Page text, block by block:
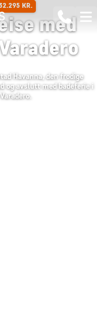
KR.
med
Havanna, den frodige
og avslutt med badeferie i